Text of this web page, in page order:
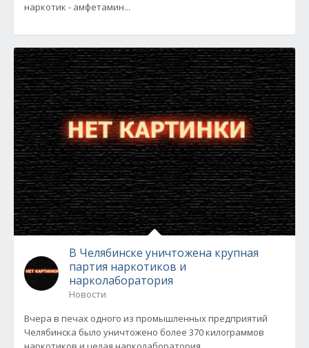
наркотик - амфетамин...
В Челябинске уничтожена крупная
партия наркотиков и
нарколаборатория
Новости
Вчера в печах одного из промышленных предприятий
Челябинска было уничтожено более 370 килограммов